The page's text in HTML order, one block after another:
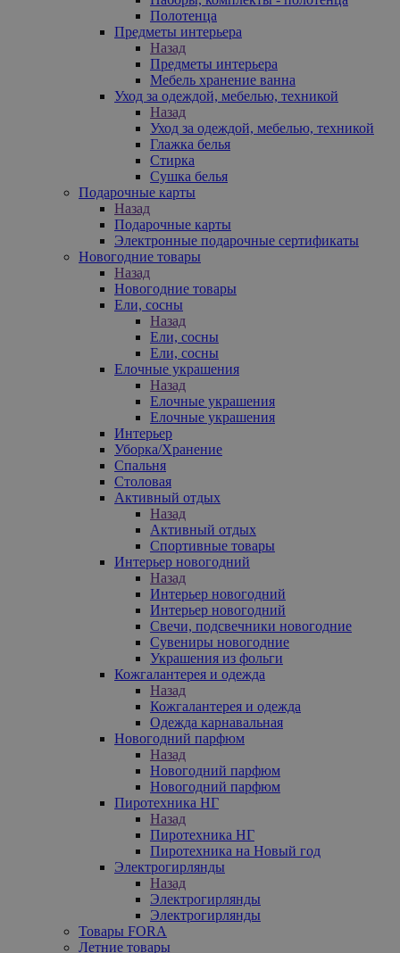
Полотенца
Предметы интерьера
Назад
Предметы интерьера
Мебель хранение ванна
Уход за одеждой, мебелью, техникой
Назад
Уход за одеждой, мебелью, техникой
Глажка белья
Стирка
Сушка белья
Подарочные карты
Назад
Подарочные карты
Электронные подарочные сертификаты
Новогодние товары
Назад
Новогодние товары
Ели, сосны
Назад
Ели, сосны
Ели, сосны
Елочные украшения
Назад
Елочные украшения
Елочные украшения
Интерьер
Уборка/Хранение
Спальня
Столовая
Активный отдых
Назад
Активный отдых
Спортивные товары
Интерьер новогодний
Назад
Интерьер новогодний
Интерьер новогодний
Свечи, подсвечники новогодние
Сувениры новогодние
Украшения из фольги
Кожгалантерея и одежда
Назад
Кожгалантерея и одежда
Одежда карнавальная
Новогодний парфюм
Назад
Новогодний парфюм
Новогодний парфюм
Пиротехника НГ
Назад
Пиротехника НГ
Пиротехника на Новый год
Электрогирлянды
Назад
Электрогирлянды
Электрогирлянды
Товары FORA
Летние товары